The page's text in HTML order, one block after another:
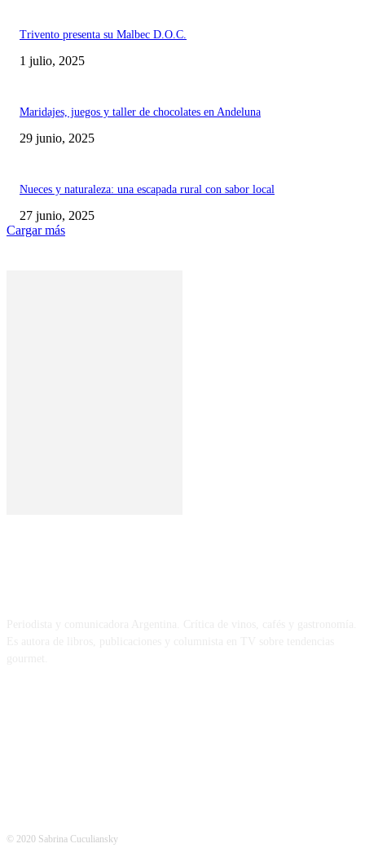
Trivento presenta su Malbec D.O.C.
1 julio, 2025
Maridajes, juegos y taller de chocolates en Andeluna
29 junio, 2025
Nueces y naturaleza: una escapada rural con sabor local
27 junio, 2025
Cargar más
© 2020 Sabrina Cuculiansky